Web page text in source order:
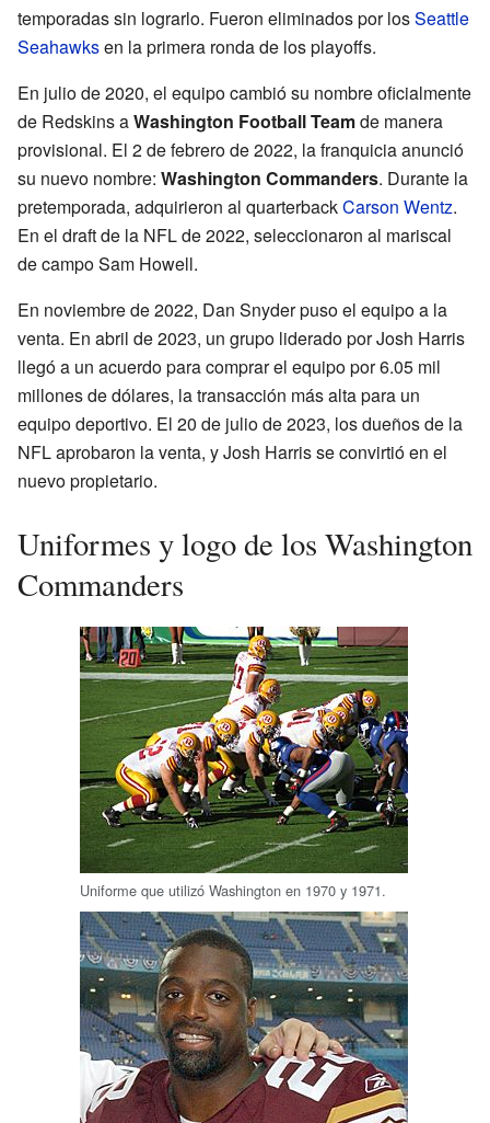
temporadas sin lograrlo. Fueron eliminados por losSeattle
Seahawksen la primera ronda de los playoffs.
En julio de 2020, el equipo cambió su nombre oficialmente
de Redskins aWashington Football Teamde manera
provisional. El 2 de febrero de 2022, la franquicia anunció
su nuevo nombre: Washington Commanders. Durante la
pretemporada, adquirieron al quarterbackCarson Wentz.
En el draft de la NFL de 2022, seleccionaron al mariscal
de campo Sam Howell.
En noviembre de 2022, Dan Snyder puso el equipo a la
venta. En abril de 2023, un grupo liderado por Josh Harris
llegó a un acuerdo para comprar el equipo por 6.05 mil
millones de dólares, la transacción más alta para un
equipo deportivo. El 20 de julio de 2023, los dueños de la
NFL aprobaron la venta, y Josh Harris se convirtió en el
nuevo propietario.
Uniformes y logo de los Washington
Commanders
Uniforme que utilizó Washington en 1970 y 1971.